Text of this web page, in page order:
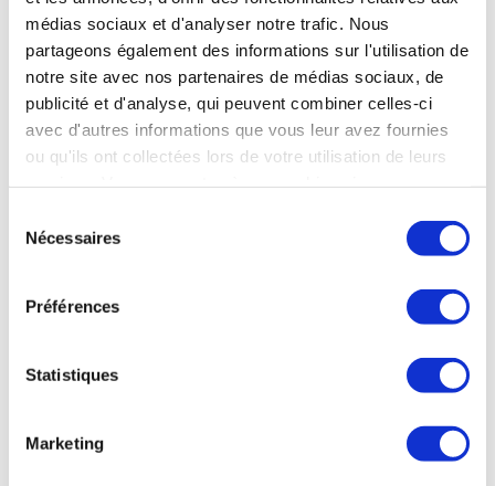
médias sociaux et d'analyser notre trafic. Nous
partageons également des informations sur l'utilisation de
notre site avec nos partenaires de médias sociaux, de
publicité et d'analyse, qui peuvent combiner celles-ci
avec d'autres informations que vous leur avez fournies
ou qu'ils ont collectées lors de votre utilisation de leurs
Nécessaires
Préférences
Statistiques
Marketing
AX-LES-THERMES
Plus d’infos sur l’établissement